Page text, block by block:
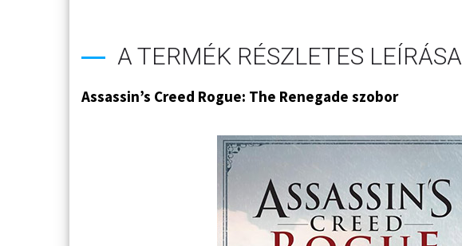
A TERMÉK RÉSZLETES LEÍRÁSA
Assassin’s Creed Rogue: The Renegade szobor